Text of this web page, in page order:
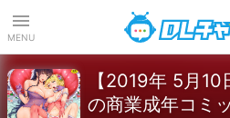
MENU
【2019年 5月
の商業成年コミ